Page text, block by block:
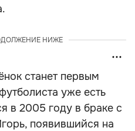
НИЖЕ
станет первым
уже есть
в 2005 году в браке с
появившийся на